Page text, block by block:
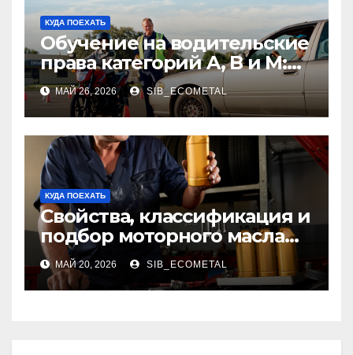
КУДА ПОЕХАТЬ
Обучение на водительские
права категорий A, B и M:
программы, требования и
порядок получения
МАЙ 26, 2026 SIB_ECOMETAL
КУДА ПОЕХАТЬ
Свойства, классификация и
подбор моторного масла
для современных
двигателей
МАЙ 20, 2026 SIB_ECOMETAL